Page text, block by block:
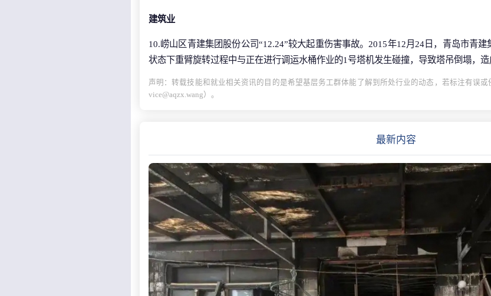
建筑业
10.崂山区青建集团股份公司“12.24”较大起重伤害事故。2015年12月24日，青岛市青
状态下重臂旋转过程中与正在进行调运水桶作业的1号塔机发生碰撞，导致塔吊倒塌，造
声明：转载技能和就业相关资讯的目的是希望基层务工群体能了解到所处行业的动态，若标注有误
vice@aqzx.wang）。
最新内容